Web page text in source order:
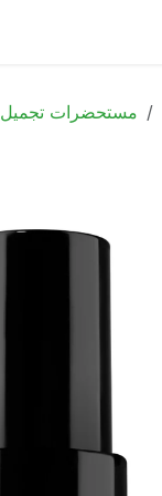
مستحضرات تجميل